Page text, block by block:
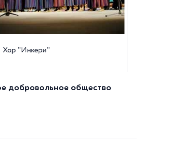
Хор "Инкери"
добровольное общество